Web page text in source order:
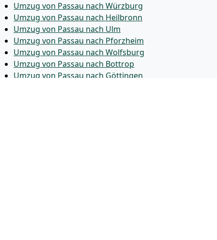
Umzug von Passau nach Würzburg
Umzug von Passau nach Heilbronn
Umzug von Passau nach Ulm
Umzug von Passau nach Pforzheim
Umzug von Passau nach Wolfsburg
Umzug von Passau nach Bottrop
Umzug von Passau nach Göttingen